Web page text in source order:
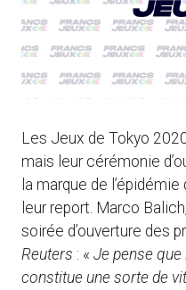
Les Jeux de Tokyo
mais leur cérémonie
la marque de
leur report. Marco
soirée d’ouverture des
Reuters : « Je pense que
constitue une sorte de